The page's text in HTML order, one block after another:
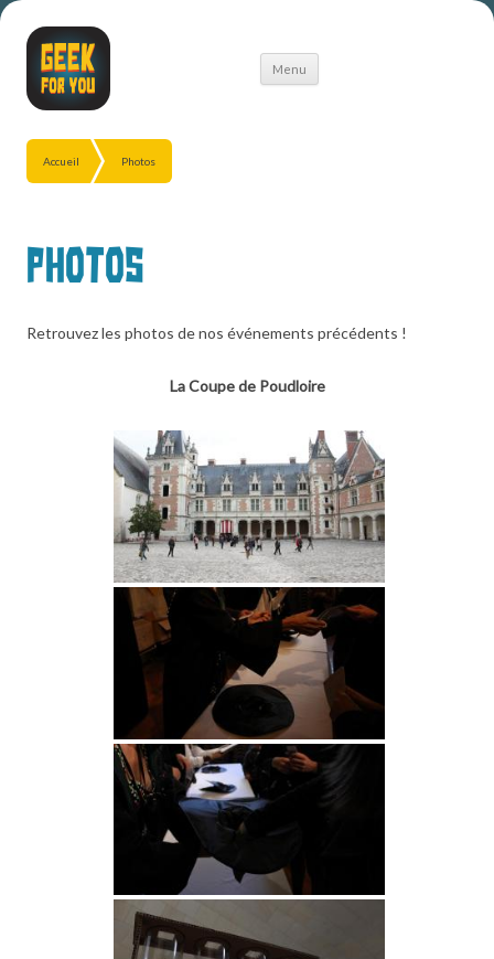
Menu
Aller
Accueil Photos
Photos
Retrouvez les photos de nos événements précédents !
La Coupe de Poudloire